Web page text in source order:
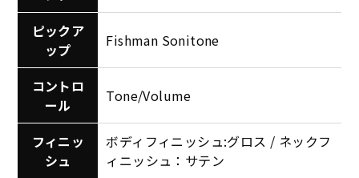
ピックア
ップ
Fishman Sonitone
コントロ
ール
Tone/Volume
フィニッ
シュ
ボディフィニッシュ:グロス / ネックフ
ィニッシュ：サテン